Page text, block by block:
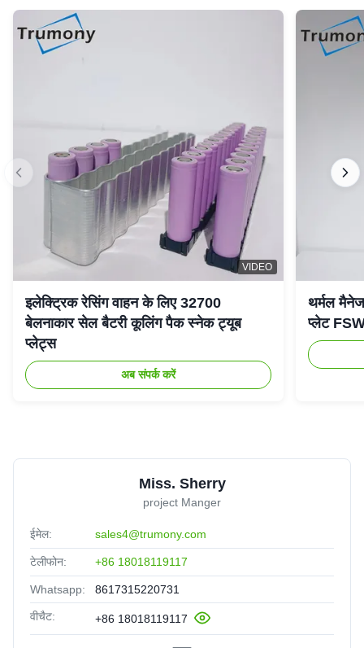
VIDEO
इलेक्ट्रिक रेसिंग वाहन के लिए 32700
बेलनाकार सेल बैटरी कूलिंग पैक स्नेक ट्यूब
प्लेट्स
अब संपर्क करें
थर्मल
प्लेट
Miss. Sherry
project Manger
ईमेल: sales4@trumony.com
टेलीफोन: +86 18018119117
Whatsapp: 8617315220731
वीचैट: +86 18018119117